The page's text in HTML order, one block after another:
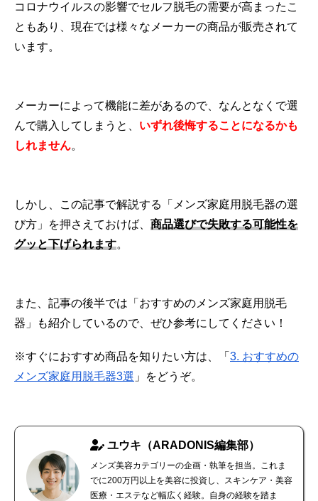
コロナウイルスの影響でセルフ脱毛の需要が高まったこ
ともあり、現在では様々なメーカーの商品が販売されて
います。
メーカーによって機能に差があるので、なんとなくで選
んで購入してしまうと、 いずれ後悔することになるかも
しれません。
しかし、この記事で解説する「メンズ家庭用脱毛器の選
び方」を押さえておけば、 商品選びで失敗する可能性を
グッと下げられます。
また、記事の後半では「おすすめのメンズ家庭用脱毛
器」も紹介しているので、ぜひ参考にしてください！
※すぐにおすすめ商品を知りたい方は、「 3. おすすめの
メンズ家庭用脱毛器3選 」をどうぞ。
ユウキ（ARADONIS編集部）
メンズ美容カテゴリーの企画・執筆を担当。これま
でに200万円以上を美容に投資し、スキンケア・美容
医療・エステなど幅広く経験。自身の経験を踏ま